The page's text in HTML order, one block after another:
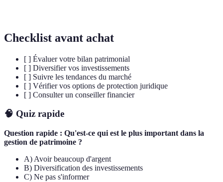
Checklist avant achat
[ ] Évaluer votre bilan patrimonial
[ ] Diversifier vos investissements
[ ] Suivre les tendances du marché
[ ] Vérifier vos options de protection juridique
[ ] Consulter un conseiller financier
🧠 Quiz rapide
Question rapide : Qu'est-ce qui est le plus important dans la
gestion de patrimoine ?
A) Avoir beaucoup d'argent
B) Diversification des investissements
C) Ne pas s'informer